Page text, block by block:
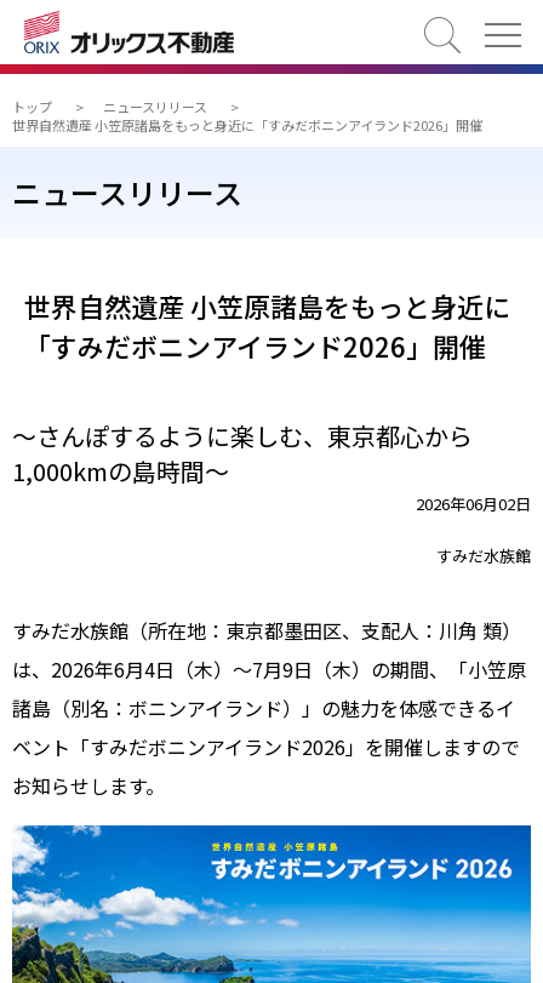
検索
トップ > ニュースリリース
>
世界自然遺産 小笠原諸島をもっと身近に「すみだボニンアイランド2026」開催
ニュースリリース
世界自然遺産 小笠原諸島をもっと身近に
「すみだボニンアイランド2026」開催
～さんぽするように楽しむ、東京都心から
1,000kmの島時間～
2026年06月02日
すみだ水族館
すみだ水族館（所在地：東京都墨田区、支配人：川角 類）
は、2026年6月4日（木）～7月9日（木）の期間、「小笠原
諸島（別名：ボニンアイランド）」の魅力を体感できるイ
ベント「すみだボニンアイランド2026」を開催しますので
お知らせします。